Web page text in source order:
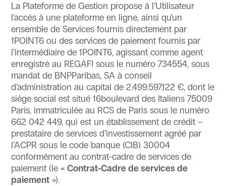
La Plateforme de Gestion propose à l’Utilisateur
l'accès à une plateforme en ligne, ainsi qu'un
ensemble de Services fournis directement par
1POINT6 ou des services de paiement fournis par
l’intermédiaire de 1POINT6, agissant comme agent
enregistré au REGAFI sous le numéro 734554, sous
mandat de BNPParibas, SA à conseil
d’administration au capital de 2.499.597.122 €, dont le
siège social est situé 16boulevard des Italiens 75009
Paris, immatriculée au RCS de Paris sous le numéro
662 042 449, qui est un établissement de crédit –
prestataire de services d’investissement agréé par
l’ACPR sous le code banque (CIB) 30004
conformément au contrat-cadre de services de
paiement (le «Contrat-Cadre de services de
paiement »).